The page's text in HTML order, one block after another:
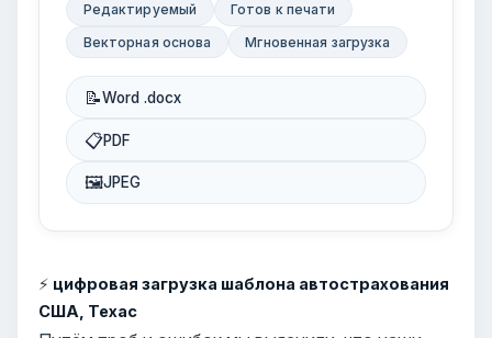
Редактируемый
Готов к печати
Векторная основа
Мгновенная загрузка
📝Word .docx
📋PDF
🖼JPEG
⚡ цифровая загрузка шаблона автострахования
США, Техас